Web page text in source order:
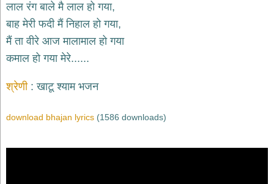
bhajans
जैन
भजन
jain
bhajans
दुर्गा
bhajans
भजन
लाल रंग बाले मै लाल हो गया,
बाह मेरी फदी मैं निहाल हो गया,
मैं ता वीरे आज मालामाल हो गया
कमाल हो गया मेरे......
श्रेणी खाटू श्याम भजन
download bhajan lyrics (1586 downloads)